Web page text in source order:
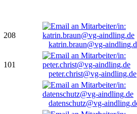
208
katrin.braun@vg-
101
peter.christ@vg-aindling.de
datenschutz@vg-